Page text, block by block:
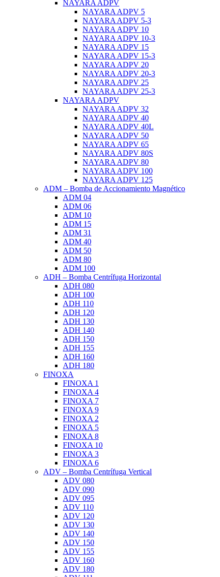
NAYARA ADPV
NAYARA ADPV 5
NAYARA ADPV 5-3
NAYARA ADPV 10
NAYARA ADPV 10-3
NAYARA ADPV 15
NAYARA ADPV 15-3
NAYARA ADPV 20
NAYARA ADPV 20-3
NAYARA ADPV 25
NAYARA ADPV 25-3
NAYARA ADPV
NAYARA ADPV 32
NAYARA ADPV 40
NAYARA ADPV 40L
NAYARA ADPV 50
NAYARA ADPV 65
NAYARA ADPV 80S
NAYARA ADPV 80
NAYARA ADPV 100
NAYARA ADPV 125
ADM – Bomba de Accionamiento Magnético
ADM 04
ADM 06
ADM 10
ADM 15
ADM 31
ADM 40
ADM 50
ADM 80
ADM 100
ADH – Bomba Centrífuga Horizontal
ADH 080
ADH 100
ADH 110
ADH 120
ADH 130
ADH 140
ADH 150
ADH 155
ADH 160
ADH 180
FINOXA
FINOXA 1
FINOXA 4
FINOXA 7
FINOXA 9
FINOXA 2
FINOXA 5
FINOXA 8
FINOXA 10
FINOXA 3
FINOXA 6
ADV – Bomba Centrífuga Vertical
ADV 080
ADV 090
ADV 095
ADV 110
ADV 120
ADV 130
ADV 140
ADV 150
ADV 155
ADV 160
ADV 180